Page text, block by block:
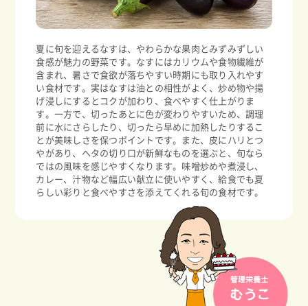
夏に旬を迎えるなすは、やわらかな果肉とみずみずしい
食感が魅力の野菜です。なすにはカリウムや食物繊維が
含まれ、暑さで食欲が落ちやすい時期にも取り入れやす
い食材です。実はなすは油との相性がよく、炒め物や揚
げ浸しにするとコクが加わり、食べやすく仕上がりま
す。一方で、切ったあとに色が変わりやすいため、調理
前に水にさらしたり、切ったら早めに加熱したりするこ
とが美味しさを保つポイントです。また、皮にハリとつ
やがあり、ヘタの切り口が新鮮なものを選ぶと、旬なら
ではの風味を感じやすくなります。味噌炒めや煮浸し、
カレー、汁物など幅広い献立に使いやすく、給食でも夏
らしい彩りと食べやすさを添えてくれる旬の食材です。